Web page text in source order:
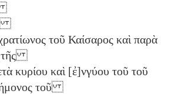
τοῦ Καίσαρος καὶ παρὰ
τῆς
κυρίου καὶ [ἐ]νγύου τοῦ τοῦ
τοῦ